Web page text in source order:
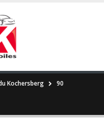
Kochersberg 90